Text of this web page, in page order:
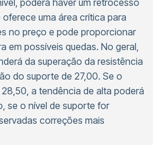
poderá haver um retrocesso
uma área crítica para
no preço e pode proporcionar
em possíveis quedas. No geral,
da superação da resistência
do suporte de 27,00. Se o
a tendência de alta poderá
se o nível de suporte for
correções mais